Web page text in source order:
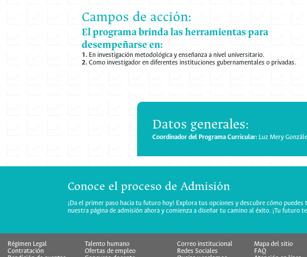
Campos de acción:
El programa brinda las herramientas para
desempeñarse en:
1. En investigación metodológica y enseñanza a nivel universitario.
2.Como investigador en diferentes instituciones gubernamentales o privadas.
Datos generales:
Coordinador del Programa Curricular: Luz Mery
Conoce el proceso de Admisión
¡Da el primer paso hacia tu futuro hoy! Explora tus opciones y descubre cómo
nuestra página de admisión ahora y comienza a diseñar tu camino al éxito. ¡Tu futuro
Régimen Legal
Talento humano
Contratación
Ofertas de empleo
Correo institucional
Mapa del sitio
Redes Sociales
FAQ